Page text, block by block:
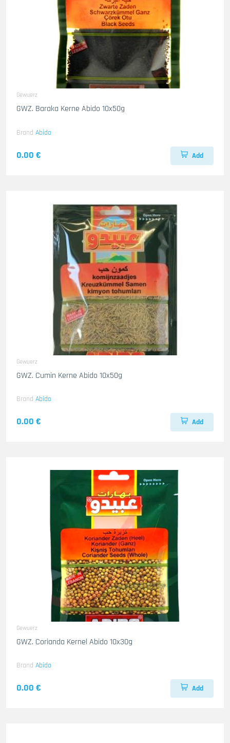
Gewuerz
GWZ. Baraka Kerne Abido 10x50g
Brand Abido
0.00 € Add
Gewuerz
GWZ. Cumin Kerne Abido 10x50g
Brand Abido
0.00 € Add
Gewuerz
GWZ. Corianda Kernel Abido 10x30g
Brand Abido
0.00 € Add